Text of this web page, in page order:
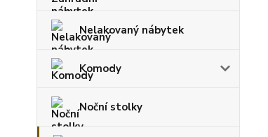
Nelakovaný nábytek
Komody
Noční stolky